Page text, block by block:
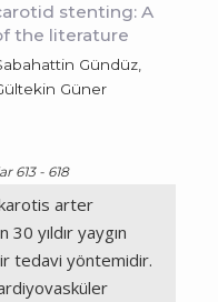
stenting: A
the literature
Gündüz,
Güner
613 - 618
arter
yıldır yaygın
tedavi yöntemidir.